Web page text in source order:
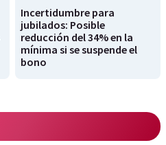
Incertidumbre para
jubilados: Posible
reducción del 34% en la
mínima si se suspende el
bono